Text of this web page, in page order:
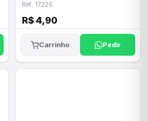
Ref: 17226
R$ 4,90
Carrinho Pedir